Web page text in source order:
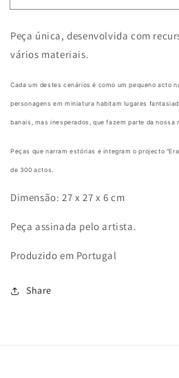
Era
vez...
Acto
Era
vez...
Peça única, desenvolvida com
vários materiais.
Cada um destes cenários é como um pequeno acto
personagens em miniatura habitam lugares
banais, mas inesperados, que fazem parte da nossa
Peças que narram estórias e integram o projecto
de 300 actos.
Dimensão: 27 x 27 x 6 cm
Peça assinada pelo artista.
Produzido em Portugal
Share